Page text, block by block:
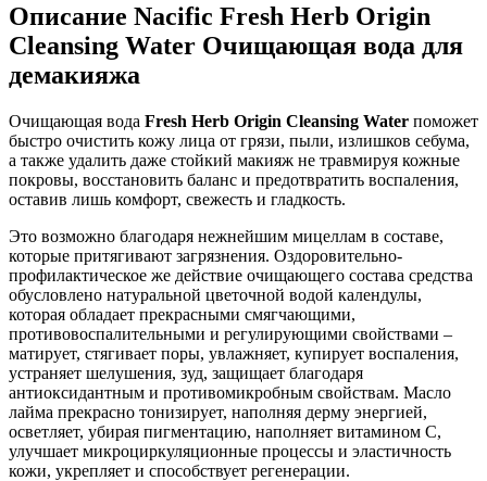
Описание Nacific Fresh Herb Origin
Cleansing Water Очищающая вода для
демакияжа
Очищающая вода Fresh Herb Origin Cleansing Water поможет
быстро очистить кожу лица от грязи, пыли, излишков себума,
а также удалить даже стойкий макияж не травмируя кожные
покровы, восстановить баланс и предотвратить воспаления,
оставив лишь комфорт, свежесть и гладкость.
Это возможно благодаря нежнейшим мицеллам в составе,
которые притягивают загрязнения. Оздоровительно-
профилактическое же действие очищающего состава средства
обусловлено натуральной цветочной водой календулы,
которая обладает прекрасными смягчающими,
противовоспалительными и регулирующими свойствами –
матирует, стягивает поры, увлажняет, купирует воспаления,
устраняет шелушения, зуд, защищает благодаря
антиоксидантным и противомикробным свойствам. Масло
лайма прекрасно тонизирует, наполняя дерму энергией,
осветляет, убирая пигментацию, наполняет витамином С,
улучшает микроциркуляционные процессы и эластичность
кожи, укрепляет и способствует регенерации.